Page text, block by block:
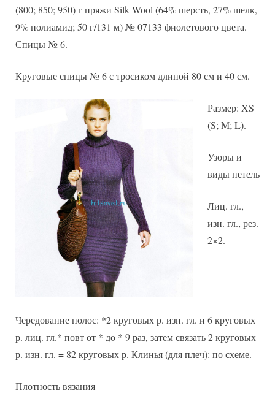
(800; 850; 950) г пряжи Silk Wool (64% шерсть, 27% шелк,
9% полиамид; 50 г/131 м) № 07133 фиолетового цвета.
Спицы № 6.
Круговые спицы № 6 с тросиком длиной 80 см и 40 см.
Размер: XS
(S; М; L).
Узоры и
виды петель
Лиц. гл.,
изн. гл., рез.
2×2.
Чередование полос: *2 круговых р. изн. гл. и 6 круговых
р. лиц. гл.* повт от * до * 9 раз, затем связать 2 круговых
р. изн. гл. = 82 круговых р. Клинья (для плеч): по схеме.
Плотность вязания